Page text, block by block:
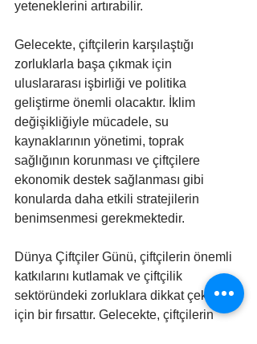
yeteneklerini artırabilir.
Gelecekte, çiftçilerin karşılaştığı
zorluklarla başa çıkmak için
uluslararası işbirliği ve politika
geliştirme önemli olacaktır. İklim
değişikliğiyle mücadele, su
kaynaklarının yönetimi, toprak
sağlığının korunması ve çiftçilere
ekonomik destek sağlanması gibi
konularda daha etkili stratejilerin
benimsenmesi gerekmektedir.
Dünya Çiftçiler Günü, çiftçilerin önemli
katkılarını kutlamak ve çiftçilik
sektöründeki zorluklara dikkat çekmek
için bir fırsattır. Gelecekte, çiftçilerin